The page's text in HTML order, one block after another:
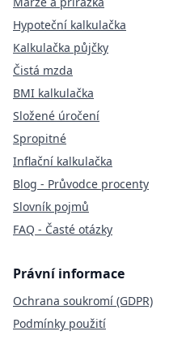
Hypoteční kalkulačka
Kalkulačka půjčky
Čistá mzda
BMI kalkulačka
Složené úročení
Spropitné
Inflační kalkulačka
Blog - Průvodce procenty
Slovník pojmů
FAQ - Časté otázky
Právní informace
Ochrana soukromí (GDPR)
Podmínky použití